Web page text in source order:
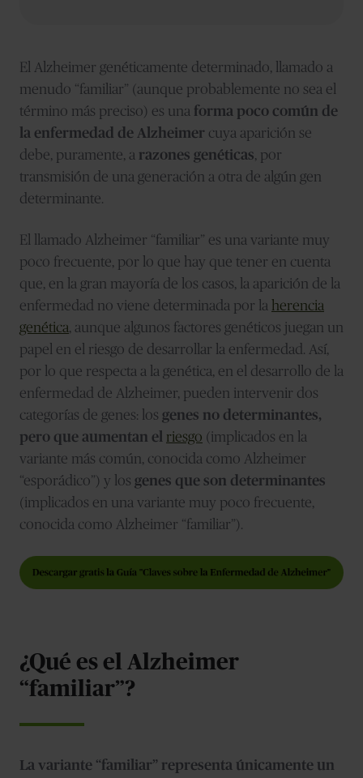
El Alzheimer genéticamente determinado, llamado a
menudo “familiar” (aunque probablemente no sea el
término más preciso) es una forma poco común de
la enfermedad de Alzheimer cuya aparición se
debe, puramente, a razones genéticas, por
transmisión de una generación a otra de algún gen
determinante.
El llamado Alzheimer “familiar” es una variante muy
poco frecuente, por lo que hay que tener en cuenta
que, en la gran mayoría de los casos, la aparición de la
enfermedad no viene determinada por la herencia
genética, aunque algunos factores genéticos juegan un
papel en el riesgo de desarrollar la enfermedad. Así,
por lo que respecta a la genética, en el desarrollo de la
enfermedad de Alzheimer, pueden intervenir dos
categorías de genes: los genes no determinantes,
pero que aumentan el riesgo (implicados en la
variante más común, conocida como Alzheimer
“esporádico”) y los genes que son determinantes
(implicados en una variante muy poco frecuente,
conocida como Alzheimer “familiar”).
¿Qué es el Alzheimer
“familiar”?
La variante “familiar” representa únicamente un